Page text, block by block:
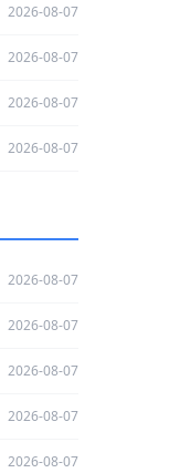
2026-08-07
2026-08-07
2026-08-07
2026-08-07
2026-08-07
2026-08-07
2026-08-07
2026-08-07
2026-08-07